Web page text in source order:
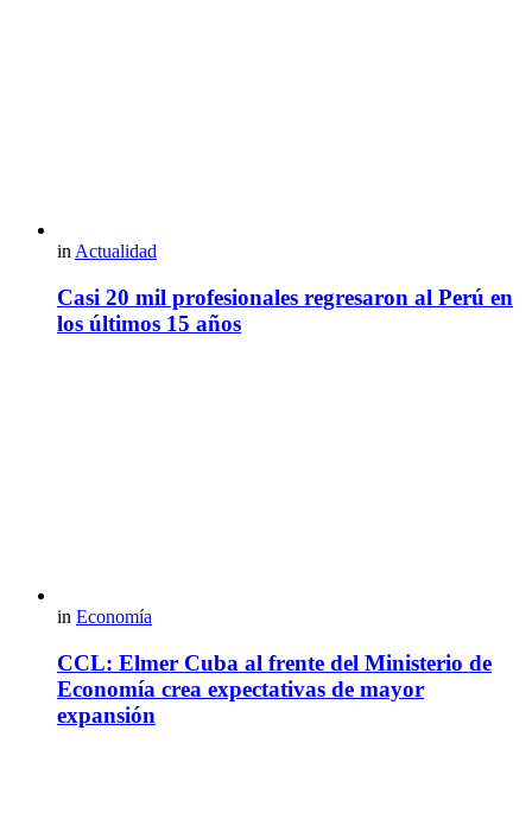
in Actualidad
Casi 20 mil profesionales regresaron al Perú en
los últimos 15 años
in Economía
CCL: Elmer Cuba al frente del Ministerio de
Economía crea expectativas de mayor
expansión